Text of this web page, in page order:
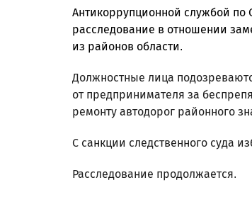
Антикоррупционной службой по
расследование в отношении
из районов области.
Должностные лица
от предпринимателя за
ремонту автодорог районного
С санкции следственного суда
Расследование продолжается.